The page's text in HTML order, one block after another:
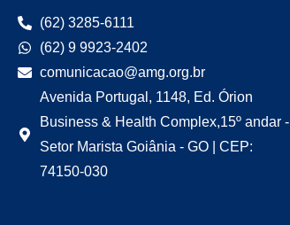
(62) 3285-6111
(62) 9 9923-2402
comunicacao@amg.org.br
Avenida Portugal, 1148, Ed. Órion
Business & Health Complex,15º andar -
Setor Marista Goiânia - GO | CEP:
74150-030